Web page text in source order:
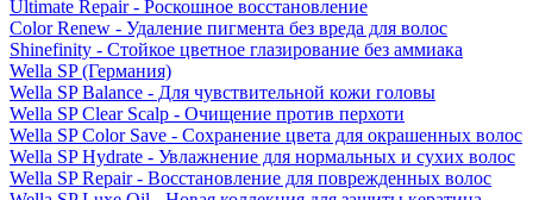
Ultimate Repair - Роскошное восстановление
Color Renew - Удаление пигмента без вреда для волос
Shinefinity - Стойкое цветное глазирование без аммиака
Wella SP (Германия)
Wella SP Balance - Для чувствительной кожи головы
Wella SP Clear Scalp - Очищение против перхоти
Wella SP Color Save - Сохранение цвета для окрашенных волос
Wella SP Hydrate - Увлажнение для нормальных и сухих волос
Wella SP Repair - Восстановление для поврежденных волос